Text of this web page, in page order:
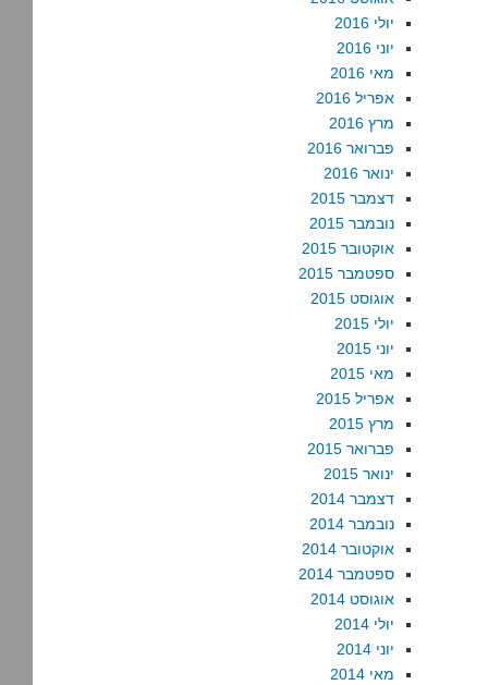
יולי 2016
יוני 2016
מאי 2016
אפריל 2016
מרץ 2016
פברואר 2016
ינואר 2016
דצמבר 2015
נובמבר 2015
אוקטובר 2015
ספטמבר 2015
אוגוסט 2015
יולי 2015
יוני 2015
מאי 2015
אפריל 2015
מרץ 2015
פברואר 2015
ינואר 2015
דצמבר 2014
נובמבר 2014
אוקטובר 2014
ספטמבר 2014
אוגוסט 2014
יולי 2014
יוני 2014
מאי 2014